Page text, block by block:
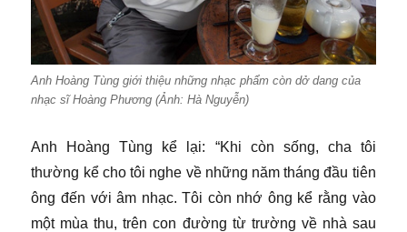
Anh Hoàng Tùng giới thiệu những nhạc phẩm còn dở dang của
nhạc sĩ Hoàng Phương (Ảnh: Hà Nguyễn)
Anh Hoàng Tùng kể lại: “Khi còn sống, cha tôi
thường kể cho tôi nghe về những năm tháng đầu tiên
ông đến với âm nhạc. Tôi còn nhớ ông kể rằng vào
một mùa thu, trên con đường từ trường về nhà sau